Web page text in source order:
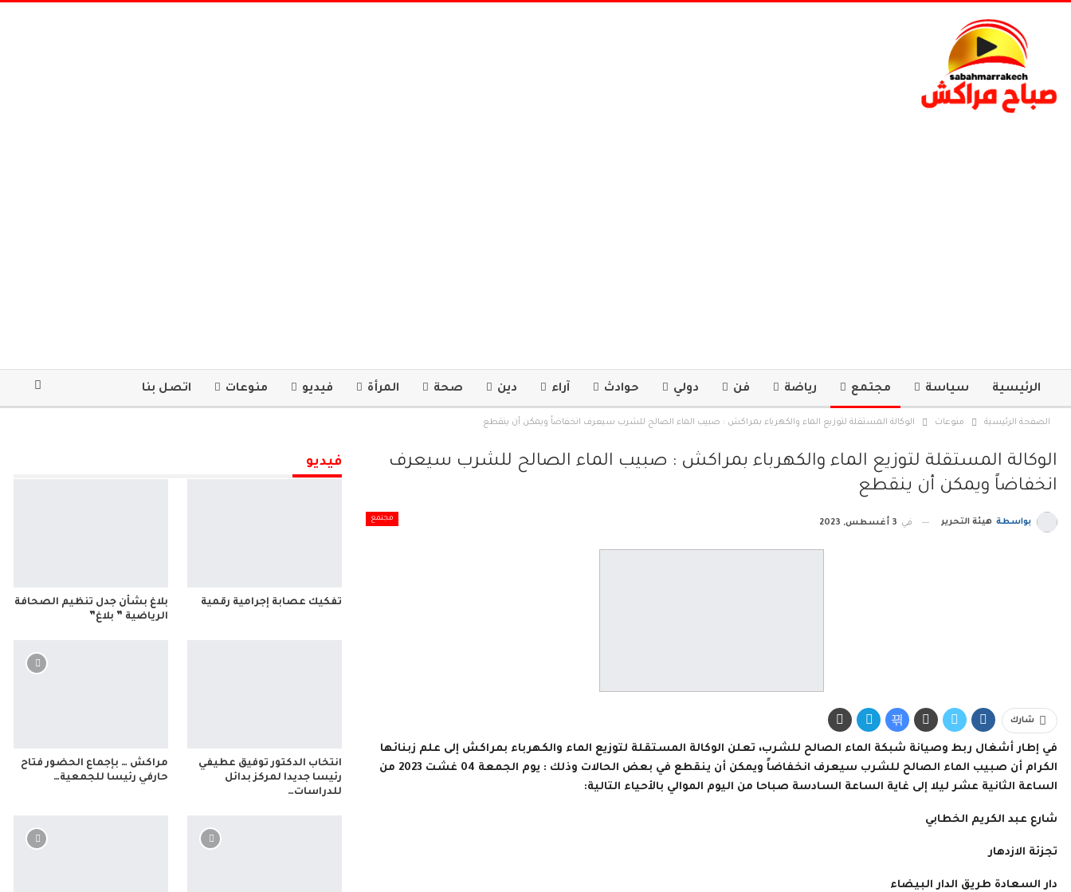
الرئيسية سياسة مجتمع رياضة فن دولي حوادث آراء دين صحة المرأة فيديو منوعات اتصل بنا
الصفحة الرئيسية منوعات الوكالة المستقلة لتوزيع الماء والكهرباء بمراكش : صبيب الماء الصالح للشرب سيعرف انخفاضاً ويمكن أن ينقطع
الوكالة المستقلة لتوزيع الماء والكهرباء بمراكش : صبيب الماء الصالح للشرب سيعرف
انخفاضاً ويمكن أن ينقطع
مجتمع بواسطة هيئة التحرير في 3 أغسطس, 2023
شارك
في إطار أشغال ربط وصيانة شبكة الماء الصالح للشرب، تعلن الوكالة المستقلة لتوزيع الماء والكهرباء بمراكش إلى علم زبنائها
الكرام أن صبيب الماء الصالح للشرب سيعرف انخفاضاً ويمكن أن ينقطع في بعض الحالات وذلك : يوم الجمعة 04 غشت 2023 من
الساعة الثانية عشر ليلا إلى غاية الساعة السادسة صباحا من اليوم الموالي بالأحياء التالية:
شارع عبد الكريم الخطابي
تجزئة الازدهار
دار السعادة طريق الدار البيضاء
فيديو
تفكيك عصابة إجرامية رقمية
بلاغ بشأن جدل تنظيم الصحافة
الرياضية ” بلاغ”
انتخاب الدكتور توفيق عطيفي
رئيسا جديدا لمركز بدائل
للدراسات…
مراكش … بإجماع الحضور فتاح
حارفي رئيسا للجمعية…